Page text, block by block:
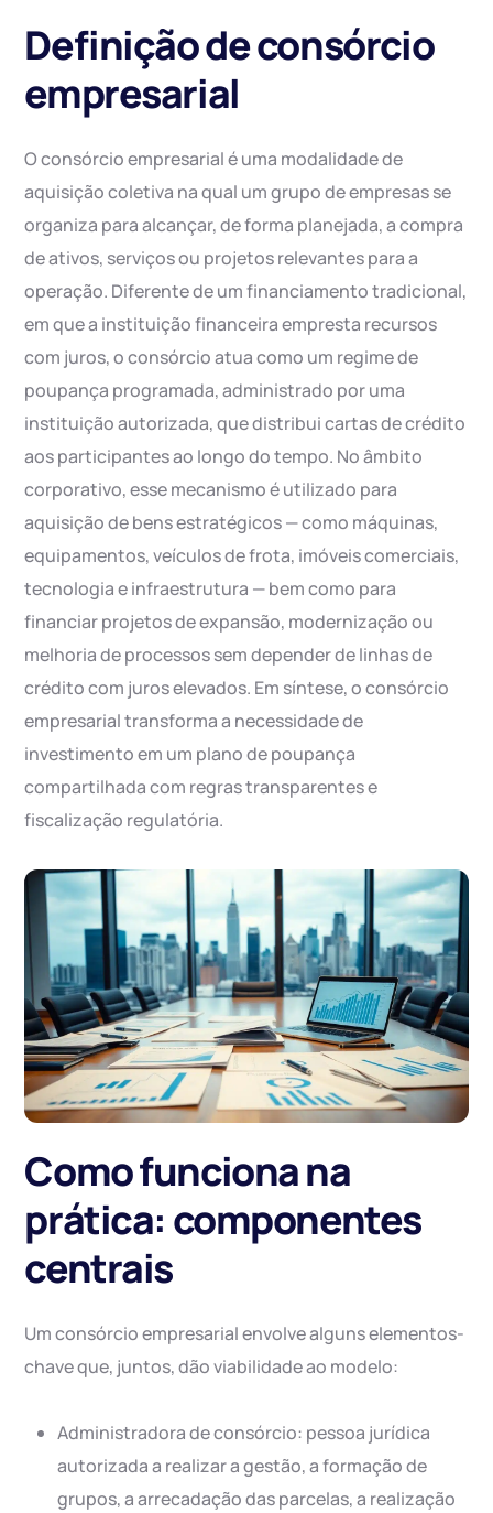
Definição de consórcio
empresarial
O consórcio empresarial é uma modalidade de
aquisição coletiva na qual um grupo de empresas se
organiza para alcançar, de forma planejada, a compra
de ativos, serviços ou projetos relevantes para a
operação. Diferente de um financiamento tradicional,
em que a instituição financeira empresta recursos
com juros, o consórcio atua como um regime de
poupança programada, administrado por uma
instituição autorizada, que distribui cartas de crédito
aos participantes ao longo do tempo. No âmbito
corporativo, esse mecanismo é utilizado para
aquisição de bens estratégicos — como máquinas,
equipamentos, veículos de frota, imóveis comerciais,
tecnologia e infraestrutura — bem como para
financiar projetos de expansão, modernização ou
melhoria de processos sem depender de linhas de
crédito com juros elevados. Em síntese, o consórcio
empresarial transforma a necessidade de
investimento em um plano de poupança
compartilhada com regras transparentes e
fiscalização regulatória.
Como funciona na
prática: componentes
centrais
Um consórcio empresarial envolve alguns elementos-
chave que, juntos, dão viabilidade ao modelo:
Administradora de consórcio: pessoa jurídica
autorizada a realizar a gestão, a formação de
grupos, a arrecadação das parcelas, a realização